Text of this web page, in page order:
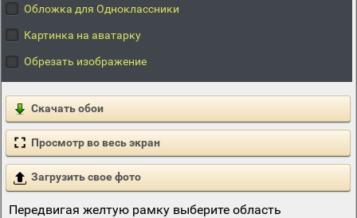
Обложка для Одноклассники
Картинка на аватарку
Обрезать изображение
Скачать обои
Просмотр во весь экран
Загрузить свое фото
Передвигая желтую рамку выберите область